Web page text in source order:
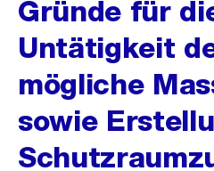
Gründe für
Untätigkeit
mögliche
sowie